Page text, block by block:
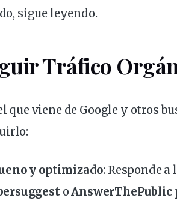
sigue leyendo.
Tráfico
quevienede Google y otros
y optimizado: Responde a
oAnswerThePublic